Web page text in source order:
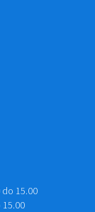
15.00
15.00